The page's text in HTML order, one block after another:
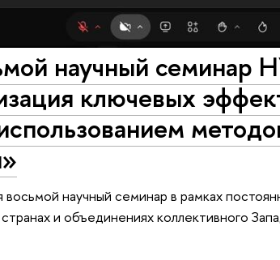
научный семинар
ключевых
восьмой научный семинар в рамках
и объединениях коллективного